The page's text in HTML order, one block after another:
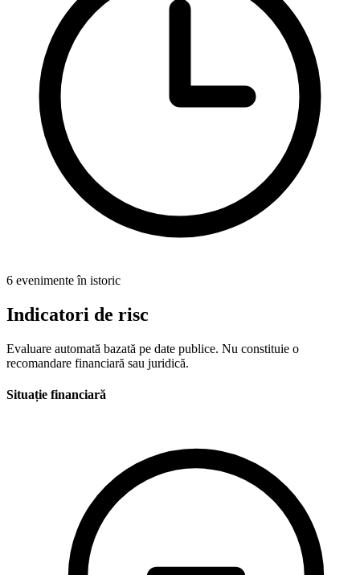
6 evenimente în istoric
Indicatori de risc
Evaluare automată bazată pe date publice. Nu constituie o
recomandare financiară sau juridică.
Situație financiară